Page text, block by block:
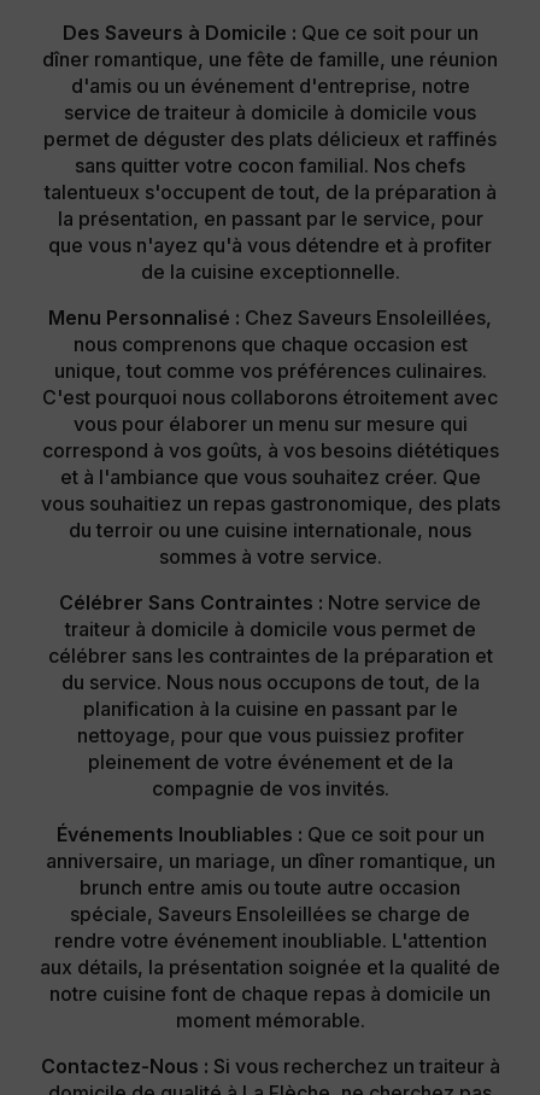
Des Saveurs à Domicile : Que ce soit pour un
dîner romantique, une fête de famille, une réunion
d'amis ou un événement d'entreprise, notre
service de traiteur à domicile à domicile vous
permet de déguster des plats délicieux et raffinés
sans quitter votre cocon familial. Nos chefs
talentueux s'occupent de tout, de la préparation à
la présentation, en passant par le service, pour
que vous n'ayez qu'à vous détendre et à profiter
de la cuisine exceptionnelle.
Menu Personnalisé : Chez Saveurs Ensoleillées,
nous comprenons que chaque occasion est
unique, tout comme vos préférences culinaires.
C'est pourquoi nous collaborons étroitement avec
vous pour élaborer un menu sur mesure qui
correspond à vos goûts, à vos besoins diététiques
et à l'ambiance que vous souhaitez créer. Que
vous souhaitiez un repas gastronomique, des plats
du terroir ou une cuisine internationale, nous
sommes à votre service.
Célébrer Sans Contraintes : Notre service de
traiteur à domicile à domicile vous permet de
célébrer sans les contraintes de la préparation et
du service. Nous nous occupons de tout, de la
planification à la cuisine en passant par le
nettoyage, pour que vous puissiez profiter
pleinement de votre événement et de la
compagnie de vos invités.
Événements Inoubliables : Que ce soit pour un
anniversaire, un mariage, un dîner romantique, un
brunch entre amis ou toute autre occasion
spéciale, Saveurs Ensoleillées se charge de
rendre votre événement inoubliable. L'attention
aux détails, la présentation soignée et la qualité de
notre cuisine font de chaque repas à domicile un
moment mémorable.
Contactez-Nous : Si vous recherchez un traiteur à